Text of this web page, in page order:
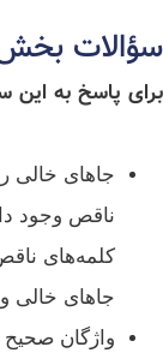
بخش
پاسخ به این
جاهای خالی
ناقص وجود
کلمه‌های
جاهای خالی
واژگان صحیح